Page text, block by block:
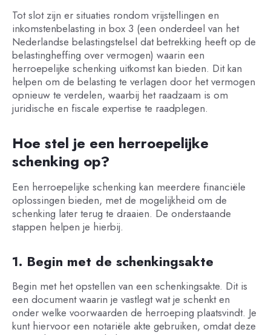
Tot slot zijn er situaties rondom vrijstellingen en
inkomstenbelasting in box 3 (een onderdeel van het
Nederlandse belastingstelsel dat betrekking heeft op de
belastingheffing over vermogen) waarin een
herroepelijke schenking uitkomst kan bieden. Dit kan
helpen om de belasting te verlagen door het vermogen
opnieuw te verdelen, waarbij het raadzaam is om
juridische en fiscale expertise te raadplegen.
Hoe stel je een herroepelijke
schenking op?
Een herroepelijke schenking kan meerdere financiële
oplossingen bieden, met de mogelijkheid om de
schenking later terug te draaien. De onderstaande
stappen helpen je hierbij.
1. Begin met de schenkingsakte
Begin met het opstellen van een schenkingsakte. Dit is
een document waarin je vastlegt wat je schenkt en
onder welke voorwaarden de herroeping plaatsvindt. Je
kunt hiervoor een notariële akte gebruiken, omdat deze